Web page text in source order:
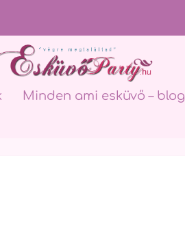
Minden ami esküvő – blog